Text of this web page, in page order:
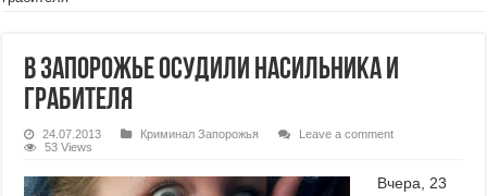
В Запорожье осудили насильника и
грабителя
24.07.2013 Криминал Запорожья
Leave a comment
53 Views
Вчера, 23